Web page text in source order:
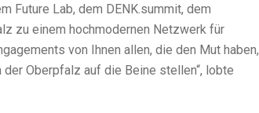
Future Lab, dem DENK.summit, dem
zu einem hochmodernen Netzwerk für
von Ihnen allen, die den Mut haben,
Oberpfalz auf die Beine stellen“, lobte